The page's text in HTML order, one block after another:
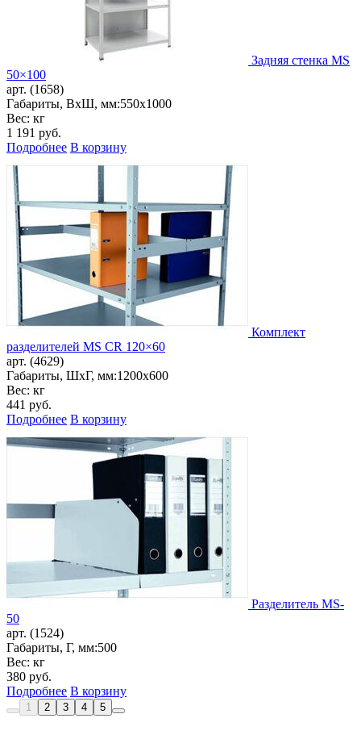
Задняя стенка MS
50×100
арт. (1658)
Габариты, ВxШ, мм:550x1000
Вес: кг
1 191 руб.
Подробнее В корзину
Комплект
разделителей MS CR 120×60
арт. (4629)
Габариты, ШxГ, мм:1200x600
Вес: кг
441 руб.
Подробнее В корзину
Разделитель MS-
50
арт. (1524)
Габариты, Г, мм:500
Вес: кг
380 руб.
Подробнее В корзину
1 2 3 4 5